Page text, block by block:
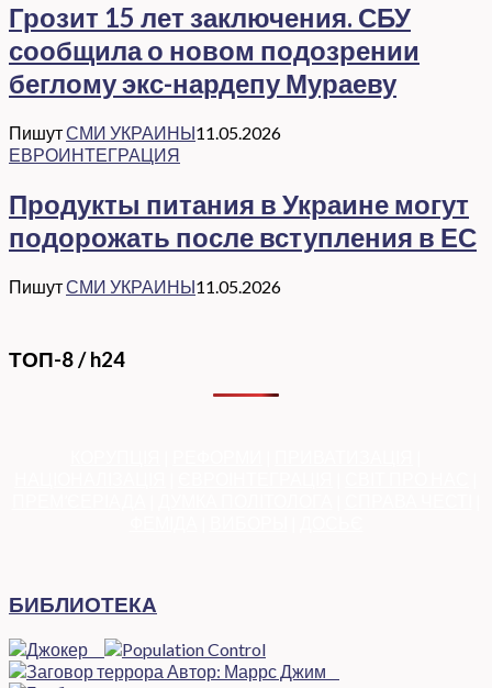
Грозит 15 лет заключения. СБУ
сообщила о новом подозрении
беглому экс-нардепу Мураеву
ПишутСМИ УКРАИНЫ11.05.2026
ЕВРОИНТЕГРАЦИЯ
Продукты питания в Украине могут
подорожать после вступления в ЕС
ПишутСМИ УКРАИНЫ11.05.2026
ТОП-8 / h24
БИБЛИОТЕКА